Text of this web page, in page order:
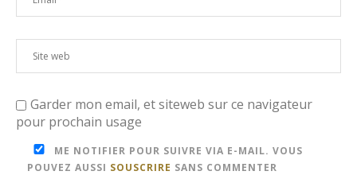
Garder mon email, et siteweb sur ce navigateur
pour prochain usage
ME NOTIFIER POUR SUIVRE VIA E-MAIL. VOUS
POUVEZ AUSSI SOUSCRIRE SANS COMMENTER